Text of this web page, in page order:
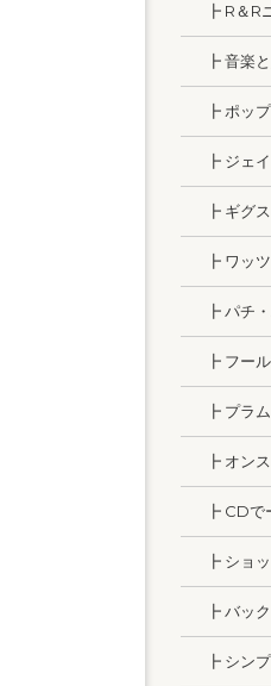
┣ R＆R
┣ 音楽
┣ ポッ
┣ ジェ
┣ ギグス
┣ ワッ
┣ パチ
┣ フー
┣ プラム
┣ オン
┣ CDで
┣ ショ
┣ バッ
┣ シン